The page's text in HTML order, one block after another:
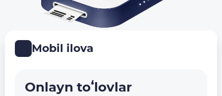
Mobil ilova
Onlayn toʻlovlar